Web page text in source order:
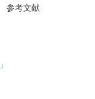
参考文献